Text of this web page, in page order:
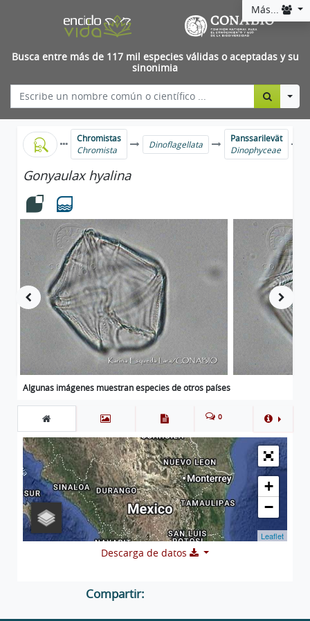
Más...
Busca entre más de 117 mil especies válidas o aceptadas y su
sinonimia
Chromistas
Chromista
Dinoflagellata
Panssarilevät
Dinophyceae
Gonyaulax hyalina
Algunas imágenes muestran especies de otros países
0
+
−
Leaflet
Descarga de datos
Compartir: